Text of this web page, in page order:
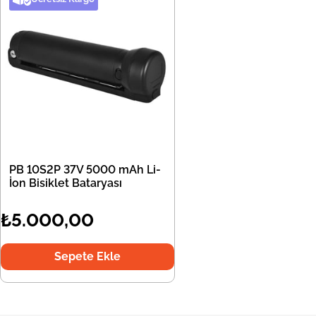
PB 10S2P 37V 5000 mAh Li-
İon Bisiklet Bataryası
₺5.000,00
Sepete Ekle